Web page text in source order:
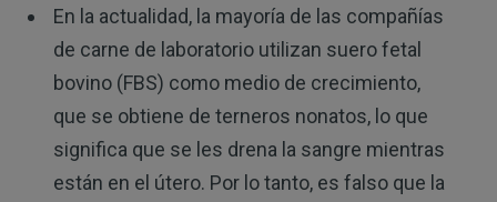
En la actualidad, la mayoría de las compañías
de carne de laboratorio utilizan suero fetal
bovino (FBS) como medio de crecimiento,
que se obtiene de terneros nonatos, lo que
significa que se les drena la sangre mientras
están en el útero. Por lo tanto, es falso que la